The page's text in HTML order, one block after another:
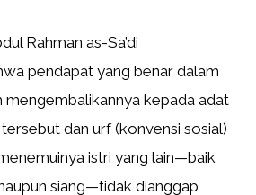
Rahman as-Sa’di
pendapat yang benar dalam
mengembalikannya kepada adat
dan urf (konvensi sosial)
istri yang lain—baik
siang—tidak dianggap